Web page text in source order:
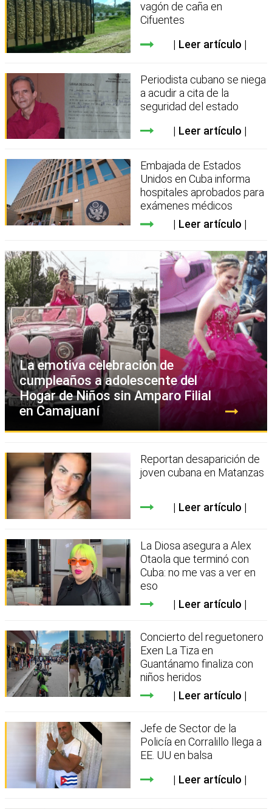
vagón de caña en
Cifuentes
Leer artículo
Periodista cubano se niega
a acudir a cita de la
seguridad del estado
Leer artículo
Embajada de Estados
Unidos en Cuba informa
hospitales aprobados para
exámenes médicos
Leer artículo
La emotiva celebración de
cumpleaños a adolescente del
Hogar de Niños sin Amparo Filial
en Camajuaní
Reportan desaparición de
joven cubana en Matanzas
Leer artículo
La Diosa asegura a Alex
Otaola que terminó con
Cuba: no me vas a ver en
eso
Leer artículo
Concierto del reguetonero
Exen La Tiza en
Guantánamo finaliza con
niños heridos
Leer artículo
Jefe de Sector de la
Policía en Corralillo llega a
EE. UU en balsa
Leer artículo